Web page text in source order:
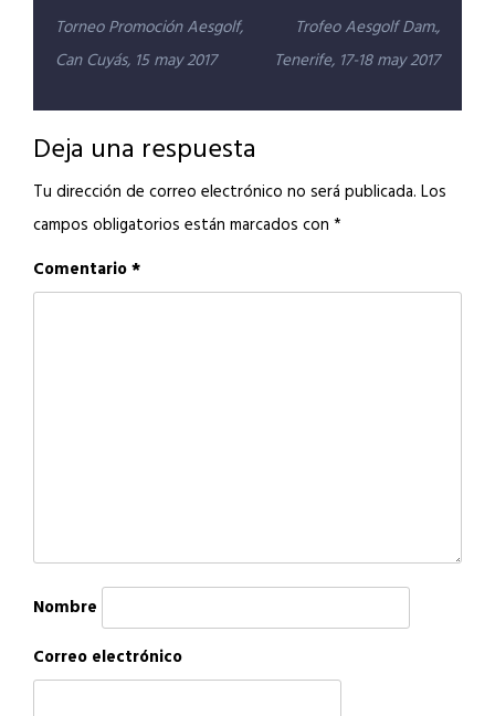
Navegación
de
entradas
Torneo Promoción Aesgolf,
Can Cuyás, 15 may 2017
Trofeo Aesgolf Dam.,
Tenerife, 17-18 may 2017
Deja una respuesta
Tu dirección de correo electrónico no será publicada. Los
campos obligatorios están marcados con *
Comentario*
Nombre
Correo electrónico